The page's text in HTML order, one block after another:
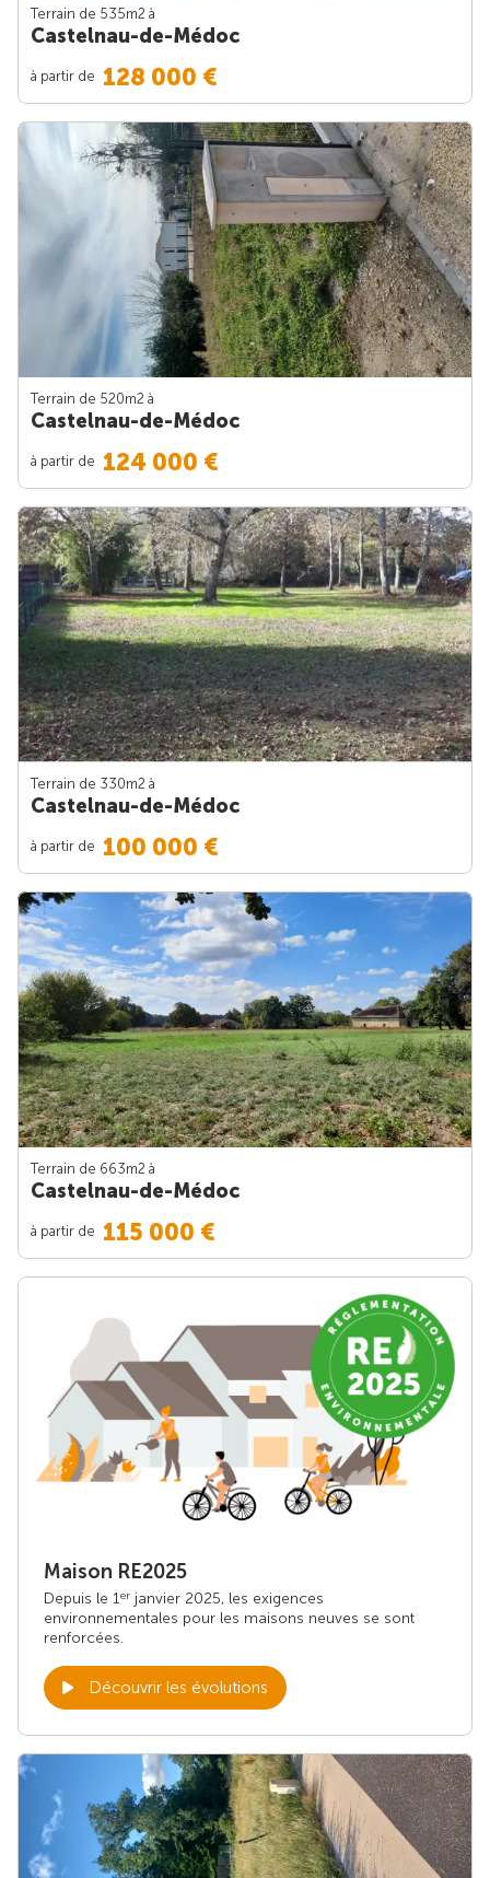
Terrain de 535m2 à
Castelnau-de-Médoc
à partir de 128 000 €
Terrain de 520m2 à
Castelnau-de-Médoc
à partir de 124 000 €
Terrain de 330m2 à
Castelnau-de-Médoc
à partir de 100 000 €
Terrain de 663m2 à
Castelnau-de-Médoc
à partir de 115 000 €
Maison RE2025
Depuis le 1er janvier 2025, les exigences
environnementales pour les maisons neuves se sont
renforcées.
Découvrir les évolutions